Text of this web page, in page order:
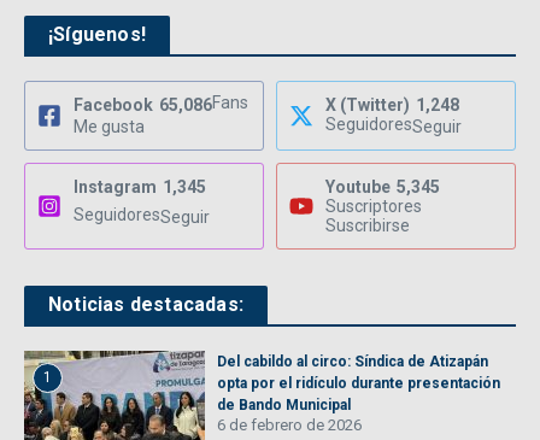
¡Síguenos!
Facebook 65,086Fans
Me gusta
X (Twitter) 1,248
SeguidoresSeguir
Instagram 1,345
SeguidoresSeguir
Youtube 5,345
Suscriptores
Suscribirse
Noticias destacadas:
1
Del cabildo al circo: Síndica de Atizapán
opta por el ridículo durante presentación
de Bando Municipal
6 de febrero de 2026